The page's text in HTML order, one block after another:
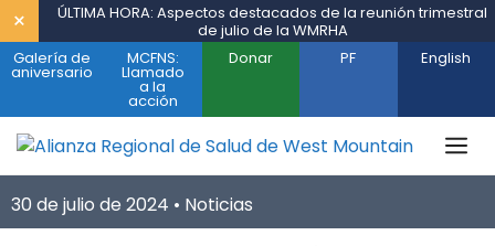
Saltar
al
contenido
×
ÚLTIMA HORA: Aspectos destacados de la reunión trimestral
de julio de la WMRHA
Galería de
aniversario
MCFNS:
Llamado
a la
acción
Donar PF English
30 de julio de 2024 • Noticias